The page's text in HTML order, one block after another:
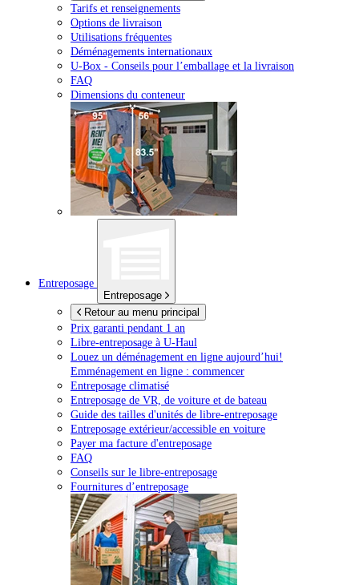
Tarifs et renseignements
Options de livraison
Utilisations fréquentes
Déménagements internationaux
U-Box - Conseils pour l’emballage et la livraison
FAQ
Dimensions du conteneur
Entreposage
Entreposage
Retour au menu principal
Prix garanti pendant 1 an
Libre-entreposage à U-Haul
Louez un déménagement en ligne aujourd’hui!
Emménagement en ligne : commencer
Entreposage climatisé
Entreposage de VR, de voiture et de bateau
Guide des tailles d'unités de libre-entreposage
Entreposage extérieur/accessible en voiture
Payer ma facture d'entreposage
FAQ
Conseils sur le libre-entreposage
Fournitures d’entreposage